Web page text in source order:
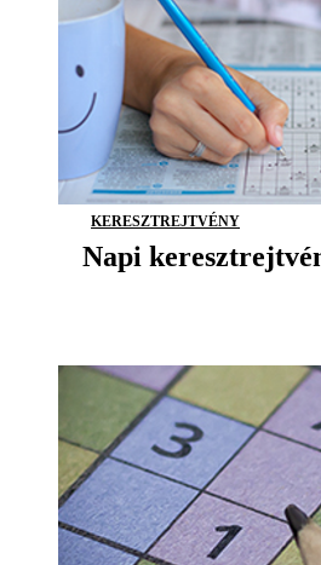
KERESZTREJTVÉNY
Napi